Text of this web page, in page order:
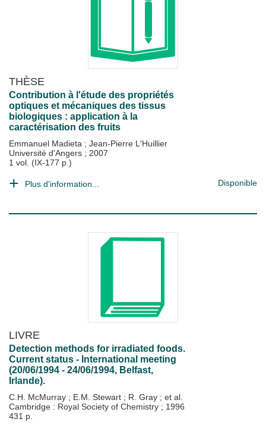
THÈSE
Contribution à l'étude des propriétés
optiques et mécaniques des tissus
biologiques : application à la
caractérisation des fruits
Emmanuel Madieta ; Jean-Pierre L'Huillier
Université d'Angers ; 2007
1 vol. (IX-177 p.)
Plus d'information... Disponible
LIVRE
Detection methods for irradiated foods.
Current status - International meeting
(20/06/1994 - 24/06/1994, Belfast,
Irlande).
C.H. McMurray ; E.M. Stewart ; R. Gray ; et al.
Cambridge : Royal Society of Chemistry ; 1996
431 p.